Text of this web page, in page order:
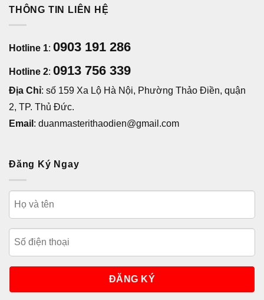
THÔNG TIN LIÊN HỆ
Hotline 1: 0903 191 286
Hotline 2: 0913 756 339
Địa Chỉ: số 159 Xa Lộ Hà Nội, Phường Thảo Điền, quận
2, TP. Thủ Đức.
Email : duanmasterithaodien@gmail.com
Đăng Ký Ngay